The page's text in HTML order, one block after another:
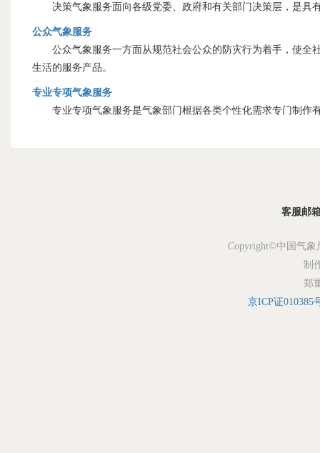
决策气象服务面向各级党委、政府和有关部门决策层，是具
公众气象服务
公众气象服务一方面从规范社会公众的防灾行为着手，使全
生活的服务产品。
专业专项气象服务
专业专项气象服务是气象部门根据各类个性化需求专门制作
客服邮
Copyright©中国气象
制
郑
京ICP证010385